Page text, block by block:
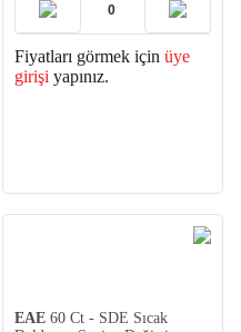
Fiyatları görmek için üye
girişi yapınız.
EAE 60 Ct - SDE Sıcak